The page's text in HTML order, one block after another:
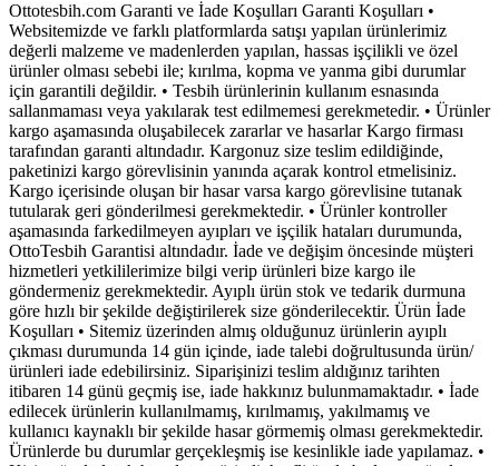
Ottotesbih.com Garanti ve İade Koşulları Garanti Koşulları •
Websitemizde ve farklı platformlarda satışı yapılan ürünlerimiz
değerli malzeme ve madenlerden yapılan, hassas işçilikli ve özel
ürünler olması sebebi ile; kırılma, kopma ve yanma gibi durumlar
için garantili değildir. • Tesbih ürünlerinin kullanım esnasında
sallanmaması veya yakılarak test edilmemesi gerekmetedir. • Ürünler
kargo aşamasında oluşabilecek zararlar ve hasarlar Kargo firması
tarafından garanti altındadır. Kargonuz size teslim edildiğinde,
paketinizi kargo görevlisinin yanında açarak kontrol etmelisiniz.
Kargo içerisinde oluşan bir hasar varsa kargo görevlisine tutanak
tutularak geri gönderilmesi gerekmektedir. • Ürünler kontroller
aşamasında farkedilmeyen ayıpları ve işçilik hataları durumunda,
OttoTesbih Garantisi altındadır. İade ve değişim öncesinde müşteri
hizmetleri yetkililerimize bilgi verip ürünleri bize kargo ile
göndermeniz gerekmektedir. Ayıplı ürün stok ve tedarik durmuna
göre hızlı bir şekilde değiştirilerek size gönderilecektir. Ürün İade
Koşulları • Sitemiz üzerinden almış olduğunuz ürünlerin ayıplı
çıkması durumunda 14 gün içinde, iade talebi doğrultusunda ürün/
ürünleri iade edebilirsiniz. Siparişinizi teslim aldığınız tarihten
itibaren 14 günü geçmiş ise, iade hakkınız bulunmamaktadır. • İade
edilecek ürünlerin kullanılmamış, kırılmamış, yakılmamış ve
kullanıcı kaynaklı bir şekilde hasar görmemiş olması gerekmektedir.
Ürünlerde bu durumlar gerçekleşmiş ise kesinlikle iade yapılamaz. •